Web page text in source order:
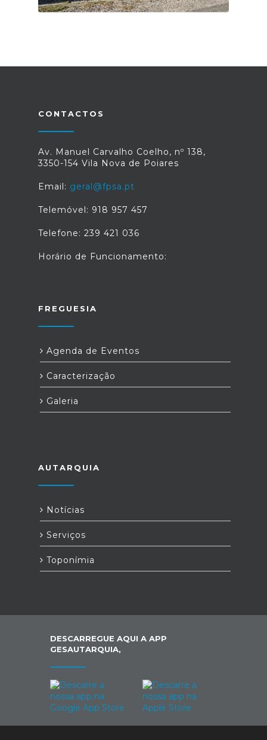
CONTACTOS
Av. Manuel Carvalho Coelho, nº 138,
3350-154 Vila Nova de Poiares
Email: geral@fpsa.pt
Telemóvel: 918 957 457
Telefone: 239 421 036
Horário de Funcionamento:
FREGUESIA
Agenda de Eventos
Caracterização
Galeria
AUTARQUIA
Notícias
Serviços
Toponímia
DESCARREGUE AQUI A APP
GESAUTARQUIA,